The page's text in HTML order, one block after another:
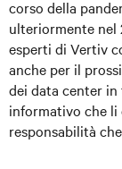
corso della
ulteriormente nel
esperti di Vertiv
anche per il
dei data center in
informativo che
responsabilità